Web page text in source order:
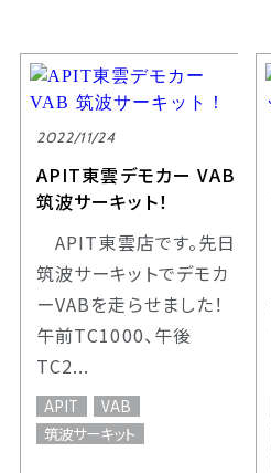
2022/11/24
APIT東雲デモカー VAB
筑波サーキット！
APIT東雲店です。先日
筑波サーキットでデモカ
ーVABを走らせました！
午前TC1000、午後
TC2...
APIT
VAB
筑波サーキット